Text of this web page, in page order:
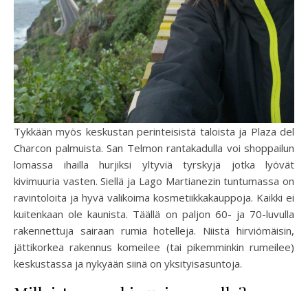
Tykkään myös keskustan perinteisistä taloista ja Plaza del
Charcon palmuista. San Telmon rantakadulla voi shoppailun
lomassa ihailla hurjiksi yltyviä tyrskyjä jotka lyövät
kivimuuria vasten. Siellä ja Lago Martianezin tuntumassa on
ravintoloita ja hyvä valikoima kosmetiikkakauppoja. Kaikki ei
kuitenkaan ole kaunista. Täällä on paljon 60- ja 70-luvulla
rakennettuja sairaan rumia hotelleja. Niistä hirviömäisin,
jättikorkea rakennus komeilee (tai pikemminkin rumeilee)
keskustassa ja nykyään siinä on yksityisasuntoja.